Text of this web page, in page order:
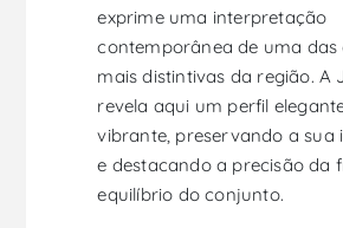
exprime uma interpretação
contemporânea de uma das
mais distintivas da região. A
revela aqui um perfil
vibrante, preservando a sua
e destacando a precisão da
equilíbrio do conjunto.